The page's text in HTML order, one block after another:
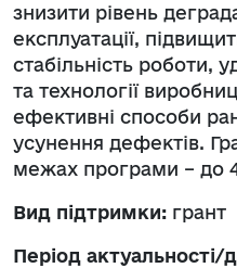
знизити рівень
експлуатації,
стабільність роботи,
та технології
ефективні способи
усунення дефектів.
межах програми – до
Вид підтримки: грант
Період актуальності/